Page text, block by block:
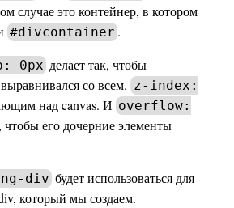
случае это контейнер, в котором
#divcontainer .
0px делает так, чтобы
выравнивался со всем. z-index:
над canvas. И overflow:
чтобы его дочерние элементы
div будет использоваться для
который мы создаем.